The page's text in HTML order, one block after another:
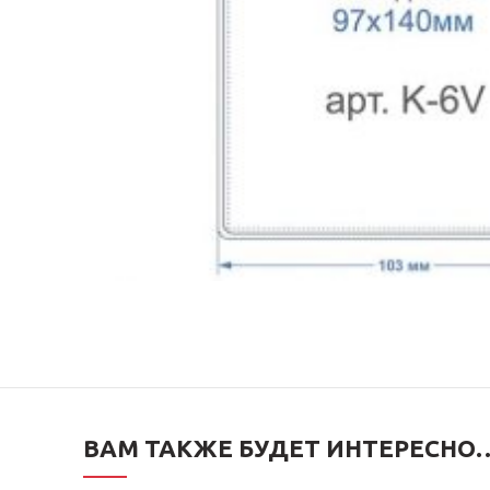
ВАМ ТАКЖЕ БУДЕТ